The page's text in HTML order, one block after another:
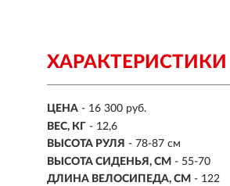
ХАРАКТЕРИСТИКИ
ЦЕНА - 16 300 руб.
ВЕС, КГ - 12,6
ВЫСОТА РУЛЯ - 78-87 см
ВЫСОТА СИДЕНЬЯ, СМ - 55-70
ДЛИНА ВЕЛОСИПЕДА, СМ - 122